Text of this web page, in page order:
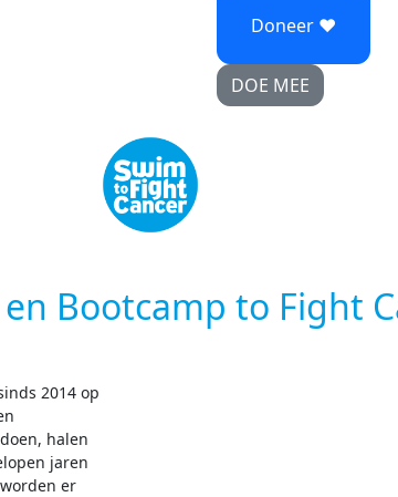
Doneer ♥
DOE MEE
Bootcamp to Fight
2014 op
halen
jaren
er